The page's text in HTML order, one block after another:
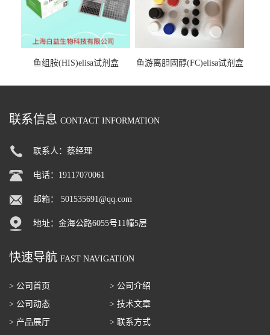
鱼组胺(HIS)elisa试剂盒 鱼游离胆固醇(FC)elisa试剂盒
联系信息 CONTACT INFORMATION
联系人：蔡经理
电话：19117070061
邮箱： 501535691@qq.com
地址：金海公路6055号11幢5层
快速导航 FAST NAVIGATION
> 公司首页
> 公司介绍
> 公司动态
> 技术文章
> 产品展厅
> 联系方式